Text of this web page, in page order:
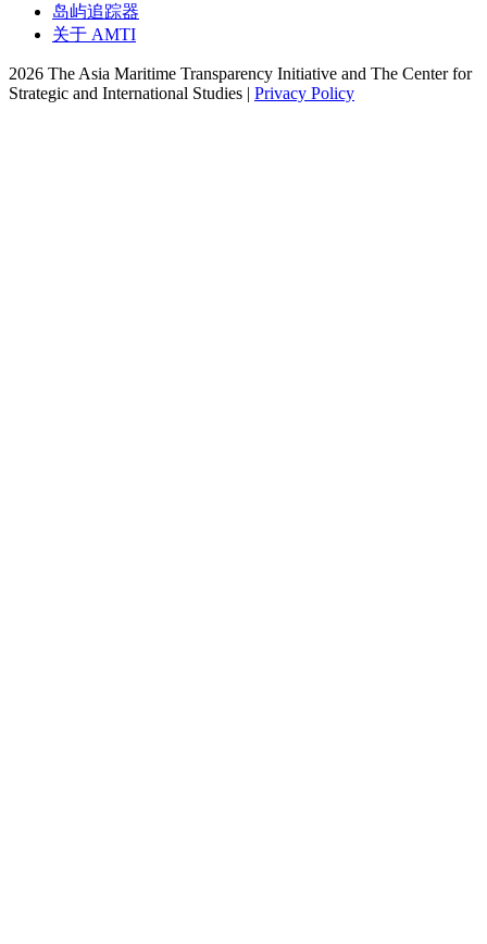
岛屿追踪器
关于 AMTI
2026 The Asia Maritime Transparency Initiative and The Center for
Strategic and International Studies | Privacy Policy